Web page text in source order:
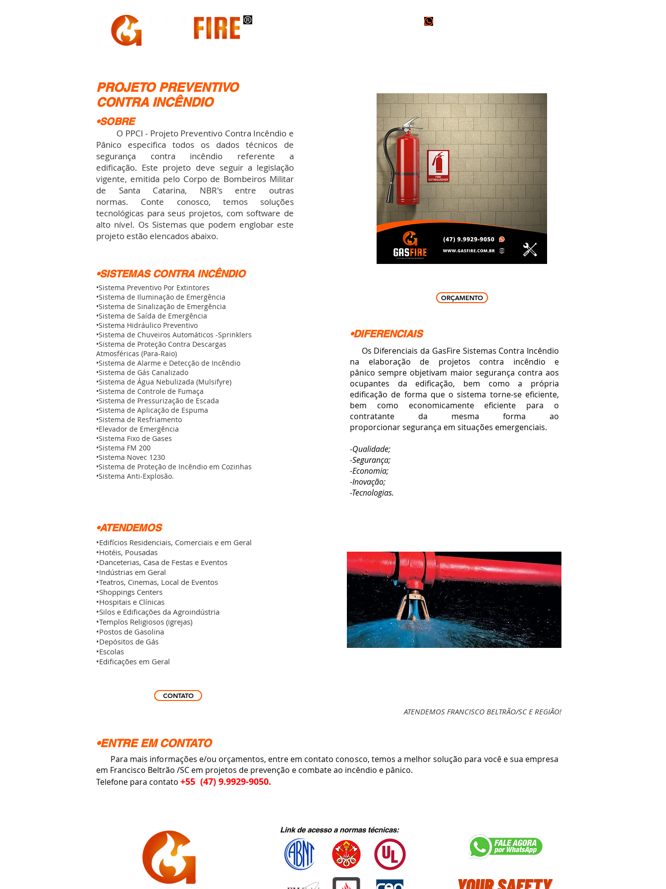
PROJETO PREVENTIVO
CONTRA INCÊNDIO
•SOBRE
O PPCI - Projeto Preventivo Contra Incêndio e
Pânico especifica todos os dados técnicos de
segurança contra incêndio referente a
edificação. Este projeto deve seguir a legislação
vigente, emitida pelo Corpo de Bombeiros Militar
de Santa Catarina, NBR's entre outras
normas. Conte conosco, temos soluções
tecnológicas para seus projetos, com software de
alto nível. Os Sistemas que podem englobar este
projeto estão elencados abaixo.
•SISTEMAS CONTRA INCÊNDIO
•Sistema Preventivo Por Extintores
•Sistema de Iluminação de Emergência
•Sistema de Sinalização de Emergência
•Sistema de Saída de Emergência
•Sistema Hidráulico Preventivo
•Sistema de Chuveiros Automáticos -Sprinklers
•Sistema de Proteção Contra Descargas
Atmosféricas (Para-Raio)
•Sistema de Alarme e Detecção de Incêndio
•Sistema de Gás Canalizado
•Sistema de Água Nebulizada (Mulsifyre)
•Sistema de Controle de Fumaça
•Sistema de Pressurização de Escada
•Sistema de Aplicação de Espuma
•Sistema de Resfriamento
•Elevador de Emergência
•Sistema Fixo de Gases
•Sistema FM 200
•Sistema Novec 1230
•Sistema de Proteção de Incêndio em Cozinhas
•Sistema Anti-Explosão.
ORÇAMENTO
•DIFERENCIAIS
Os Diferenciais da GasFire Sistemas Contra Incêndio
na elaboração de projetos contra incêndio e
pânico sempre objetivam maior segurança contra aos
ocupantes da edificação, bem como a própria
edificação de forma que o sistema torne-se eficiente,
bem como economicamente eficiente para o
contratante da mesma forma ao
proporcionar segurança em situações emergenciais.
-Qualidade;
-Segurança;
-Economia;
-Inovação;
-Tecnologias.
•ATENDEMOS
•Edifícios Residenciais, Comerciais e em Geral
•Hotéis, Pousadas
•Danceterias, Casa de Festas e Eventos
•Indústrias em Geral
•Teatros, Cinemas, Local de Eventos
•Shoppings Centers
•Hospitais e Clínicas
•Silos e Edificações da Agroindústria
•Templos Religiosos (igrejas)
•Postos de Gasolina
•Depósitos de Gás
•Escolas
•Edificações em Geral
CONTATO
ATENDEMOS FRANCISCO BELTRÃO/SC E REGIÃO!
•ENTRE EM CONTATO
Para mais informações e/ou orçamentos, entre em contato conosco, temos a melhor solução para você e sua empresa
em Francisco Beltrão /SC em projetos de prevenção e combate ao incêndio e pânico.
Telefone para contato +55 (47) 9.9929-9050.
Link de acesso a normas técnicas: